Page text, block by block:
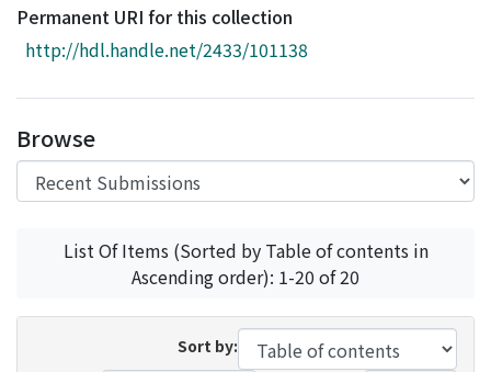
Access Statistics
Permanent URI for this collection
http://hdl.handle.net/2433/101138
Browse
List Of Items (Sorted by Table of contents in
Ascending order): 1-20 of 20
Sort by: